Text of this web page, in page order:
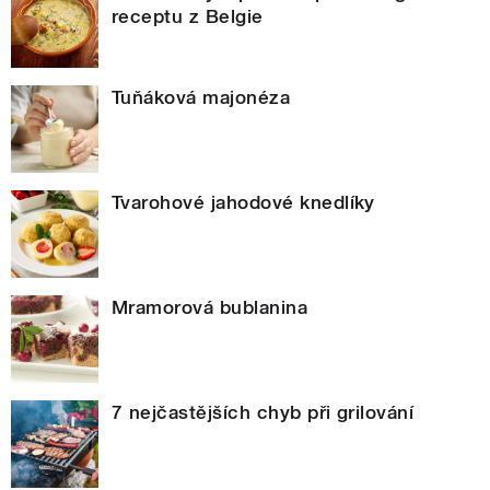
receptu z Belgie
Tuňáková majonéza
Tvarohové jahodové knedlíky
Mramorová bublanina
7 nejčastějších chyb při grilování